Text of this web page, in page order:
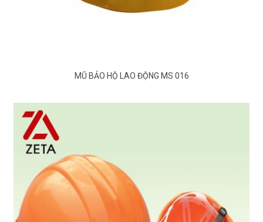
MŨ BẢO HỘ LAO ĐỘNG MS 016